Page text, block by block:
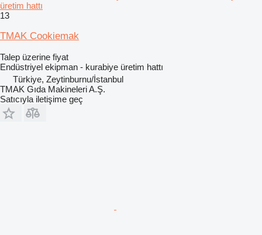
üretim hattı
13
TMAK Cookiemak
Talep üzerine fiyat
Endüstriyel ekipman - kurabiye üretim hattı
Türkiye, Zeytinburnu/İstanbul
TMAK Gıda Makineleri A.Ş.
Satıcıyla iletişime geç